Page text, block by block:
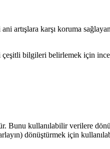
karşı koruma
çeşitli bilgileri belirlemek için
Bunu kullanılabilir verilere
dönüştürmek için